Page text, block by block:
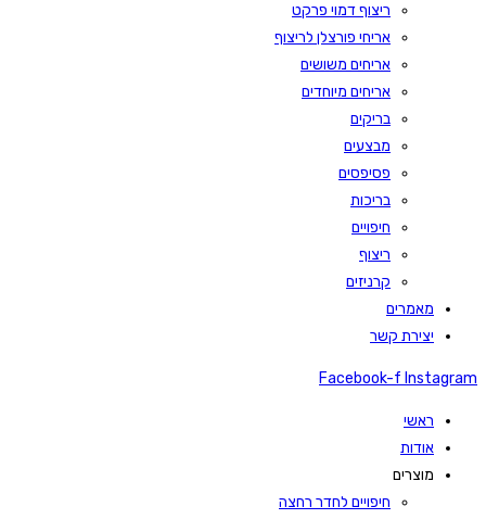
ריצוף דמוי פרקט
אריחי פורצלן לריצוף
אריחים משושים
אריחים מיוחדים
בריקים
מבצעים
פסיפסים
בריכות
חיפויים
ריצוף
קרניזים
מאמרים
יצירת קשר
Facebook-f Instagram
ראשי
אודות
מוצרים
חיפויים לחדר רחצה